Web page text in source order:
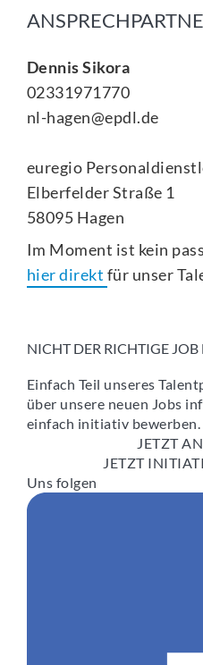
Dennis Sikora
02331971770
nl-hagen@epdl.de
euregio
Elberfelder Straße 1
58095 Hagen
Im Moment ist kein
hier direkt für unser
NICHT DER RICHTIGE JOB
Einfach Teil unseres
über unsere neuen Jobs
einfach initiativ bewerben.
JETZT
JETZT
Uns folgen